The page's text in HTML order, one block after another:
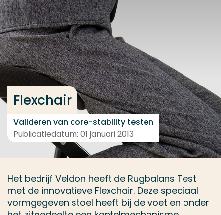
Ga direct naar de content
... > Projectfeiten
Flexchair
Valideren van core-stability testen
Publicatiedatum: 01 januari 2013
Het bedrijf Veldon heeft de Rugbalans Test
met de innovatieve Flexchair. Deze speciaal
vormgegeven stoel heeft bij de voet en onder
Veel gezocht
Opleiding
Contact